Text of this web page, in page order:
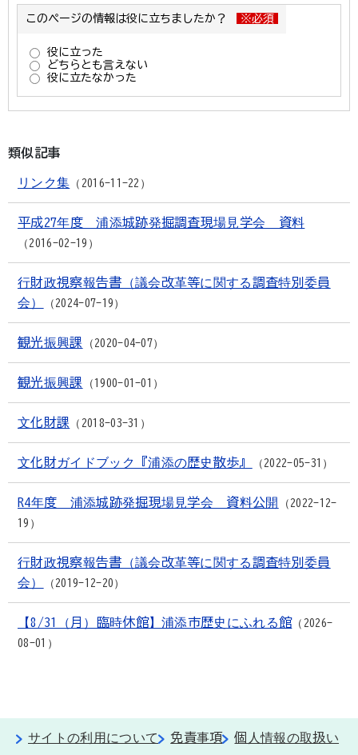
類似記事
リンク集 2016-11-22
平成27年度 浦添城跡発掘調査現場見学会 資料
2016-02-19
行財政視察報告書（議会改革等に関する調査特別委員
会）
2024-07-19
観光振興課 2020-04-07
観光振興課 1900-01-01
文化財課 2018-03-31
文化財ガイドブック『浦添の歴史散歩』 2022-05-31
R4年度 浦添城跡発掘現場見学会 資料公開
2022-12-
19
行財政視察報告書（議会改革等に関する調査特別委員
会）
2019-12-20
【8/31（月）臨時休館】浦添市歴史にふれる館
2026-
08-01
サイトの利用について 免責事項 個人情報の取扱い